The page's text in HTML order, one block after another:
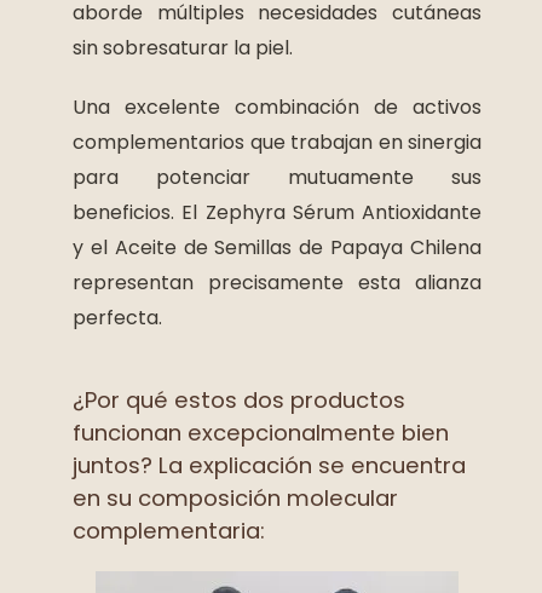
aborde múltiples necesidades cutáneas
sin sobresaturar la piel.
Una excelente combinación de activos
complementarios que trabajan en sinergia
para potenciar mutuamente sus
beneficios. El Zephyra Sérum Antioxidante
y el Aceite de Semillas de Papaya Chilena
representan precisamente esta alianza
perfecta.
¿Por qué estos dos productos
funcionan excepcionalmente bien
juntos? La explicación se encuentra
en su composición molecular
complementaria: